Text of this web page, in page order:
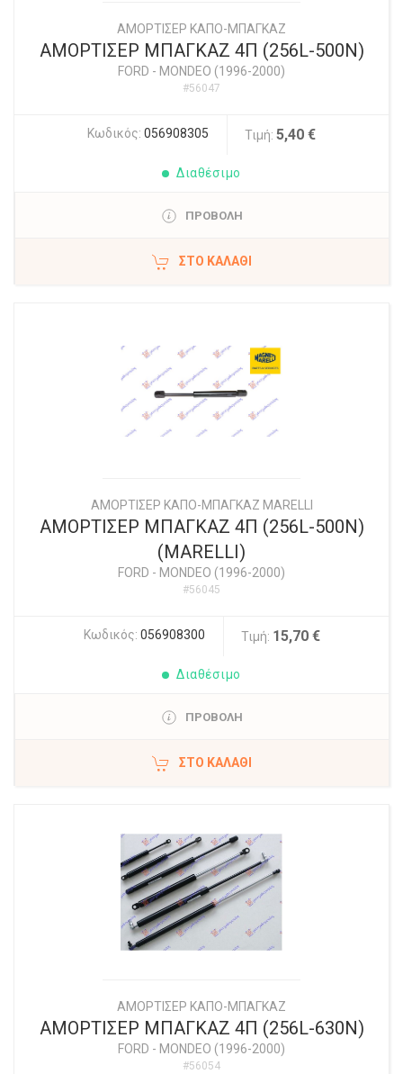
ΑΜΟΡΤΙΣΕΡ ΚΑΠΟ-ΜΠΑΓΚΑΖ
ΑΜΟΡΤΙΣΕΡ ΜΠΑΓΚΑΖ 4Π (256L-500N)
FORD - MONDEO (1996-2000)
#56047
Κωδικός: 056908305 Τιμή: 5,40 €
Διαθέσιμο
ΠΡΟΒΟΛΗ
ΣΤΟ ΚΑΛΆΘΙ
ΑΜΟΡΤΙΣΕΡ ΚΑΠΟ-ΜΠΑΓΚΑΖ MARELLI
ΑΜΟΡΤΙΣΕΡ ΜΠΑΓΚΑΖ 4Π (256L-500N)
(MARELLI)
FORD - MONDEO (1996-2000)
#56045
Κωδικός: 056908300 Τιμή: 15,70 €
Διαθέσιμο
ΠΡΟΒΟΛΗ
ΣΤΟ ΚΑΛΆΘΙ
ΑΜΟΡΤΙΣΕΡ ΚΑΠΟ-ΜΠΑΓΚΑΖ
ΑΜΟΡΤΙΣΕΡ ΜΠΑΓΚΑΖ 4Π (256L-630N)
FORD - MONDEO (1996-2000)
#56054